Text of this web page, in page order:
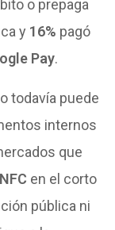
o prepaga
y 16% pagó
Pay.
todavía puede
internos
que
NFC en el corto
pública ni